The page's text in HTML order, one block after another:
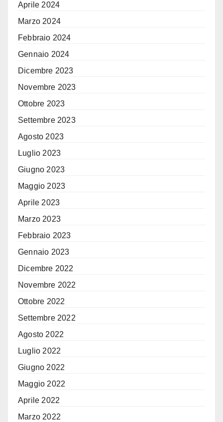
Aprile 2024
Marzo 2024
Febbraio 2024
Gennaio 2024
Dicembre 2023
Novembre 2023
Ottobre 2023
Settembre 2023
Agosto 2023
Luglio 2023
Giugno 2023
Maggio 2023
Aprile 2023
Marzo 2023
Febbraio 2023
Gennaio 2023
Dicembre 2022
Novembre 2022
Ottobre 2022
Settembre 2022
Agosto 2022
Luglio 2022
Giugno 2022
Maggio 2022
Aprile 2022
Marzo 2022